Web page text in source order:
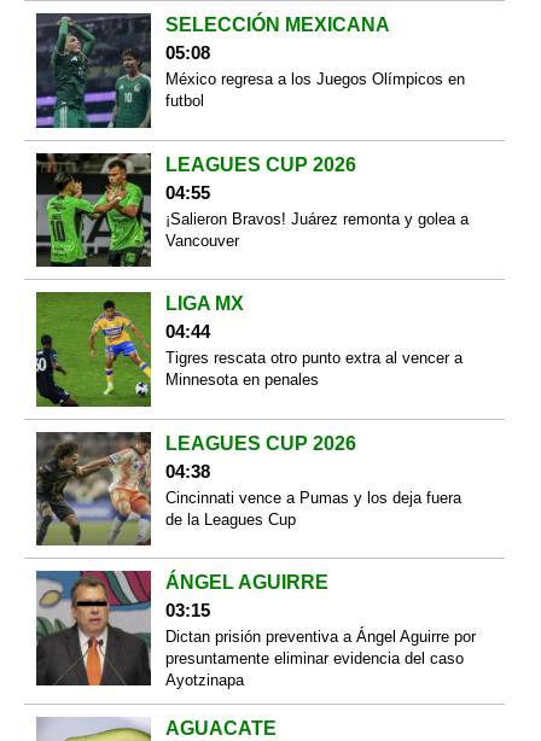
SELECCIÓN MEXICANA
05:08
México regresa a los Juegos Olímpicos en
futbol
LEAGUES CUP 2026
04:55
¡Salieron Bravos! Juárez remonta y golea a
Vancouver
LIGA MX
04:44
Tigres rescata otro punto extra al vencer a
Minnesota en penales
LEAGUES CUP 2026
04:38
Cincinnati vence a Pumas y los deja fuera
de la Leagues Cup
ÁNGEL AGUIRRE
03:15
Dictan prisión preventiva a Ángel Aguirre por
presuntamente eliminar evidencia del caso
Ayotzinapa
AGUACATE